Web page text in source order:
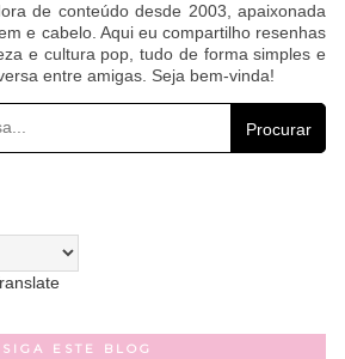
de conteúdo desde 2003, apaixonada
e cabelo. Aqui eu compartilho resenhas
e cultura pop, tudo de forma simples e
entre amigas. Seja bem-vinda!
Procurar
SIGA ESTE BLOG